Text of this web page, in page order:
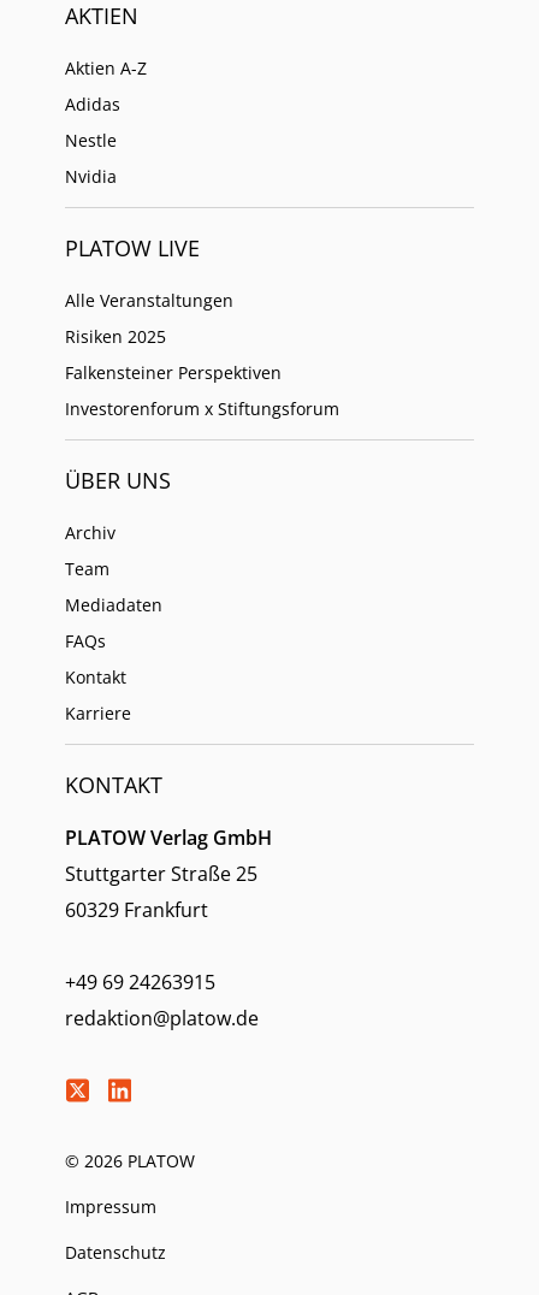
AKTIEN
Aktien A-Z
Adidas
Nestle
Nvidia
PLATOW LIVE
Alle Veranstaltungen
Risiken 2025
Falkensteiner Perspektiven
Investorenforum x Stiftungsforum
ÜBER UNS
Archiv
Team
Mediadaten
FAQs
Kontakt
Karriere
KONTAKT
PLATOW Verlag GmbH
Stuttgarter Straße 25
60329 Frankfurt
+49 69 24263915
redaktion@platow.de
© 2026 PLATOW
Impressum
Datenschutz